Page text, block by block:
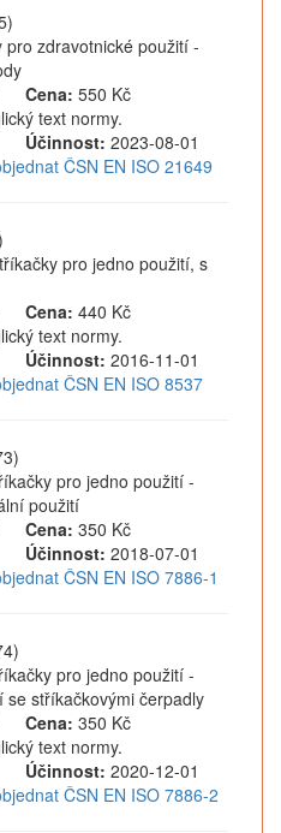
pro zdravotnické použití -
Cena: 550 Kč
text normy.
Účinnost: 2023-08-01
ČSN EN ISO 21649
pro jedno použití, s
Cena: 440 Kč
text normy.
Účinnost: 2016-11-01
ČSN EN ISO 8537
pro jedno použití -
použití
Cena: 350 Kč
Účinnost: 2018-07-01
ČSN EN ISO 7886-1
pro jedno použití -
stříkačkovými čerpadly
Cena: 350 Kč
text normy.
Účinnost: 2020-12-01
ČSN EN ISO 7886-2